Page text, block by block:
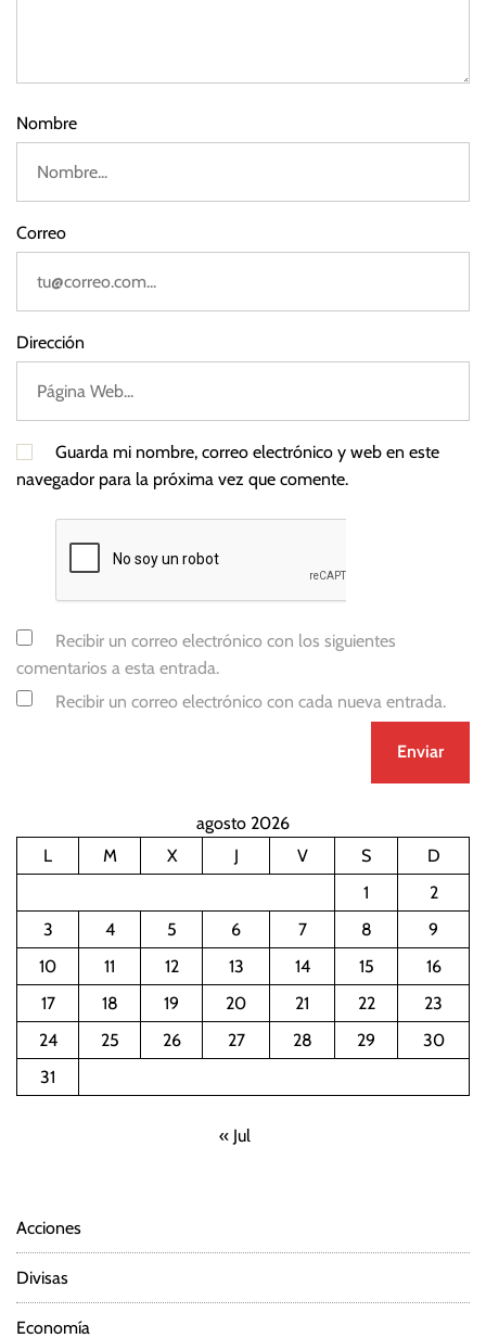
r
e
x
Nombre
Correo
Dirección
Guarda mi nombre, correo electrónico y web en este
navegador para la próxima vez que comente.
Recibir un correo electrónico con los siguientes
comentarios a esta entrada.
Recibir un correo electrónico con cada nueva entrada.
agosto 2026
L
M X J V S
D
1
2
3
4 5 6 7 8
9
10
11 12 13 14 15
16
17
18 19 20 21 22
23
24
25 26 27 28 29
30
31
« Jul
Acciones
Divisas
Economía